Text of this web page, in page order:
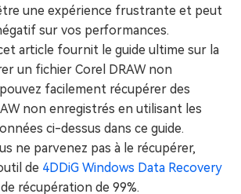
une expérience frustrante et peut
sur vos performances.
article fournit le guide ultime sur la
un fichier Corel DRAW non
facilement récupérer des
non enregistrés en utilisant les
ci-dessus dans ce guide.
ne parvenez pas à le récupérer,
de 4DDiG Windows Data Recovery
récupération de 99%.